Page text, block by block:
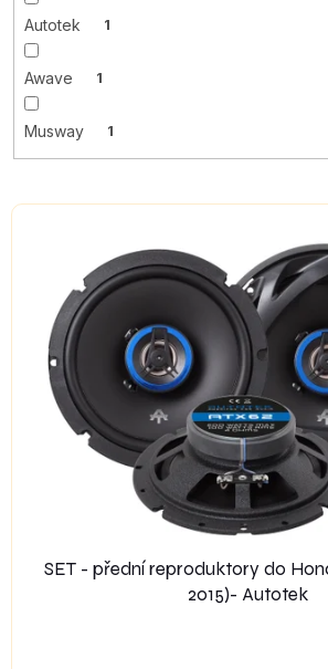
Autotek 1
Awave 1
Musway 1
V
SET - přední reproduktory do
2015)- Autotek